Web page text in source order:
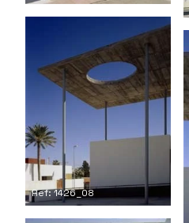
Ref: 1426_08